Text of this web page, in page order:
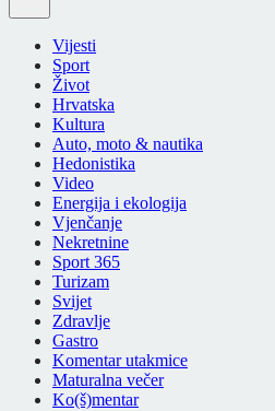
Vijesti
Sport
Život
Hrvatska
Kultura
Auto, moto & nautika
Hedonistika
Video
Energija i ekologija
Vjenčanje
Nekretnine
Sport 365
Turizam
Svijet
Zdravlje
Gastro
Komentar utakmice
Maturalna večer
Ko(š)mentar